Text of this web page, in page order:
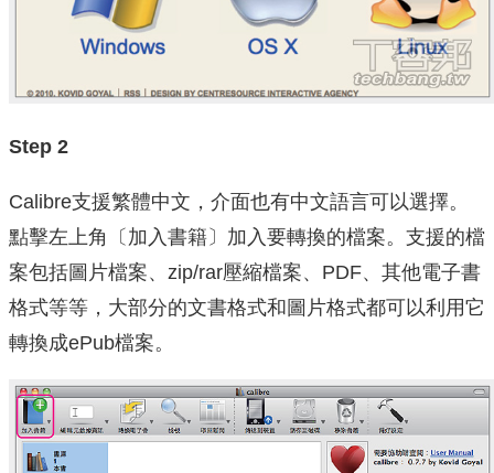
Step 2
Calibre支援繁體中文，介面也有中文語言可以選擇。
點擊左上角〔加入書籍〕加入要轉換的檔案。支援的檔
案包括圖片檔案、zip/rar壓縮檔案、PDF、其他電子書
格式等等，大部分的文書格式和圖片格式都可以利用它
轉換成ePub檔案。